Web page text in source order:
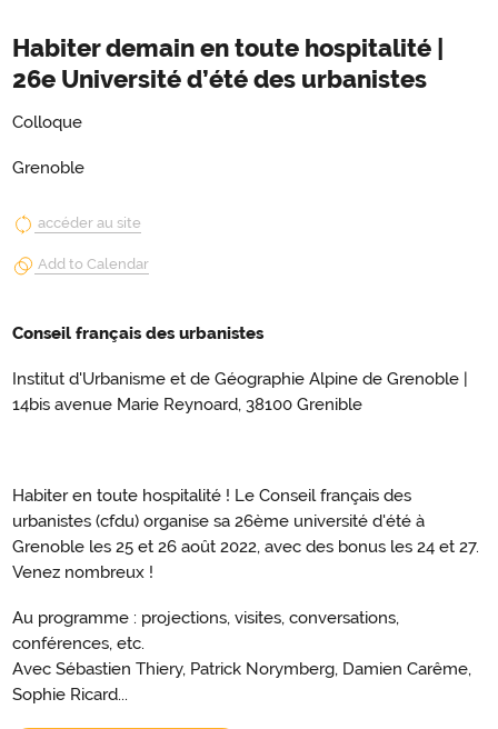
Habiter demain en toute hospitalité |
26e Université d’été des urbanistes
Colloque
Grenoble
accéder au site
Add to Calendar
Conseil français des urbanistes
Institut d'Urbanisme et de Géographie Alpine de Grenoble |
14bis avenue Marie Reynoard, 38100 Grenible
Habiter en toute hospitalité ! Le Conseil français des
urbanistes (cfdu) organise sa 26ème université d'été à
Grenoble les 25 et 26 août 2022, avec des bonus les 24 et 27.
Venez nombreux !
Au programme : projections, visites, conversations,
conférences, etc.
Avec Sébastien Thiery, Patrick Norymberg, Damien Carême,
Sophie Ricard...